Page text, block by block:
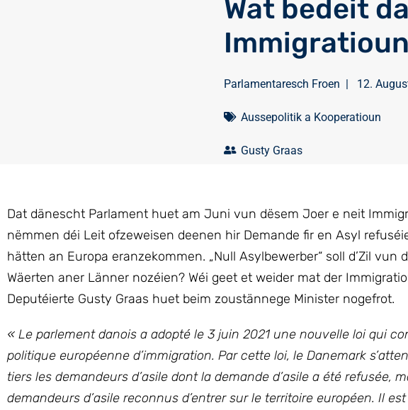
Wat bedeit
Parlamentaresch Froen | 12.
Aussepolitik a Kooperatioun
Gusty Graas
Dat dänescht Parlament huet am Juni vun dësem Joer e neit
nëmmen déi Leit ofzeweisen deenen hir Demande fir en Asyl
hätten an Europa eranzekommen. „Null Asylbewerber“ soll d’Zil vun
Wäerten aner Länner nozéien? Wéi geet et weider mat der
Deputéierte Gusty Graas huet beim zoustännege Minister nogefrot.
« Le parlement danois a adopté le 3 juin 2021 une nouvelle loi qui
politique européenne d’immigration. Par cette loi, le Danemark
tiers les demandeurs d’asile dont la demande d’asile a été refusée,
demandeurs d’asile reconnus d’entrer sur le territoire européen. Il